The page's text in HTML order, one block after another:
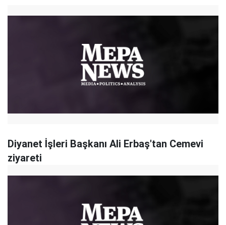
Diyanet İşleri Başkanı Ali Erbaş'tan Cemevi
ziyareti